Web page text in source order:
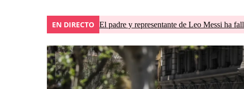
EN DIRECTO El padre y representante de Leo Messi ha